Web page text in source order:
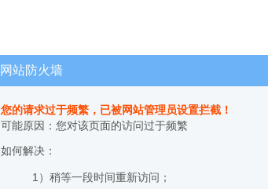
网站防火墙
您的请求过于频繁，已被网站管理员设置拦截！
可能原因：您对该页面的访问过于频繁
如何解决：
1）稍等一段时间重新访问；